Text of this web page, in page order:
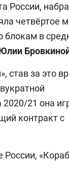
России,
четвёртое
блокам в
став за это
21 она
контракт с